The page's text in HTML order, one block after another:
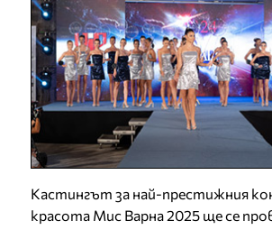
Кастингът за най-престижния
красота Мис Варна 2025 ще се